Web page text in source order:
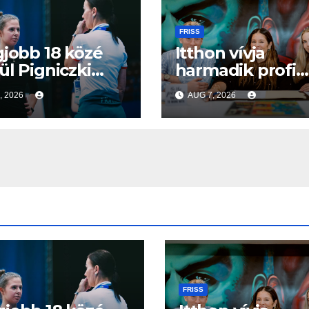
18 közé
Pigniczki
a frankfurti
2026
FRISS
Itthon vívja
harmadik profi
ökölvívó
Veres Roland
szeptemberben
AUG 7, 2026
FRISS